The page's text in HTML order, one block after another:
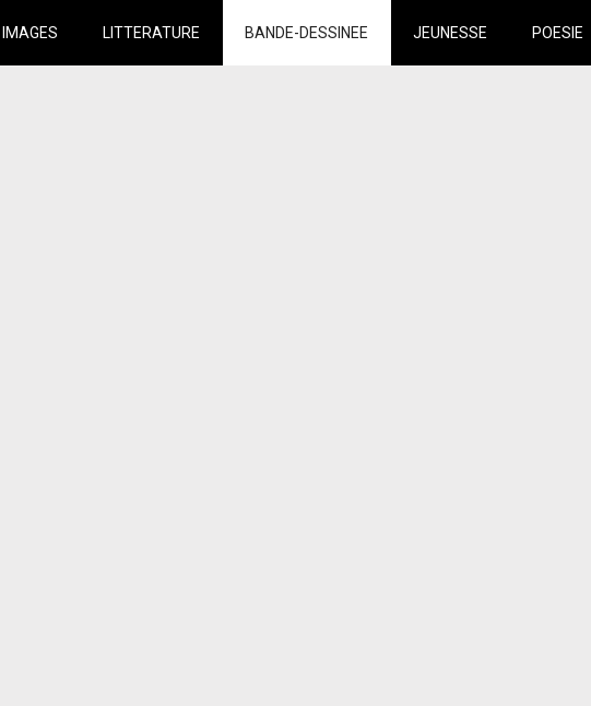
IMAGES LITTERATURE BANDE-DESSINEE JEUNESSE POESIE